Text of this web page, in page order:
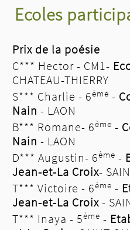
Ecoles
Prix de la poésie
C*** Hector - CM1-
CHATEAU-THIERRY
S*** Charlie - 6ème -
Nain - LAON
B*** Romane- 6ème -
Nain - LAON
D*** Augustin- 6ème -
Jean-et-La Croix-
T*** Victoire - 6ème -
Jean-et-La Croix-
T*** Inaya - 5ème -